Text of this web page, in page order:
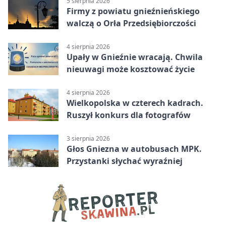
Firmy z powiatu gnieźnieńskiego
walczą o Orła Przedsiębiorczości
4 sierpnia 2026
Upały w Gnieźnie wracają. Chwila
nieuwagi może kosztować życie
4 sierpnia 2026
Wielkopolska w czterech kadrach.
Ruszył konkurs dla fotografów
3 sierpnia 2026
Głos Gniezna w autobusach MPK.
Przystanki słychać wyraźniej